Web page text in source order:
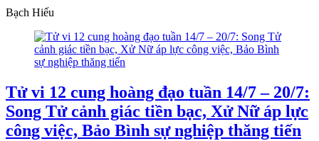
Bạch Hiếu
Tử vi 12 cung hoàng đạo tuần 14/7 – 20/7:
Song Tử cảnh giác tiền bạc, Xử Nữ áp lực
công việc, Bảo Bình sự nghiệp thăng tiến